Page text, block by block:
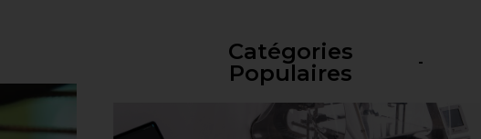
Catégories
Populaires